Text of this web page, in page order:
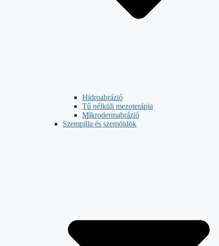
Hidroabrázió
Tű nélküli mezoterápia
Mikrodermabrázió
Szempilla és szemöldök